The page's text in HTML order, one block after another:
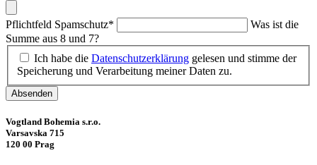
Pflichtfeld Spamschutz*
Was ist die
Summe aus 8 und 7?
Ich habe die Datenschutzerklärung gelesen und stimme der
Speicherung und Verarbeitung meiner Daten zu.
Absenden
Vogtland Bohemia s.r.o.
Varsavska 715
120 00 Prag